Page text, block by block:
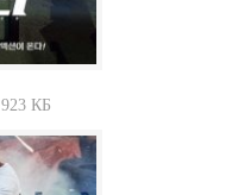
923 КБ